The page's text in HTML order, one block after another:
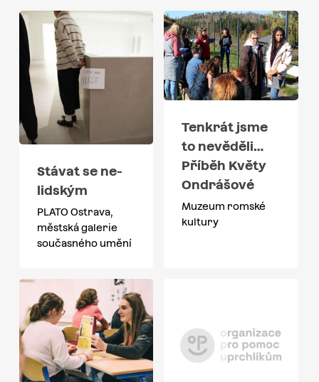
Stávat se ne-
lidským
PLATO Ostrava,
městská galerie
současného umění
Tenkrát jsme
to nevěděli…
Příběh Květy
Ondrášové
Muzeum romské
kultury